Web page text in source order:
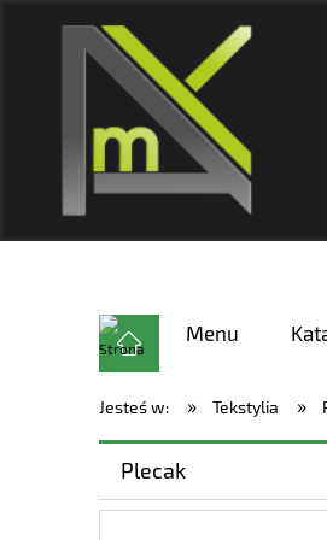
Menu
Jesteś w: » Tekstylia »
Plecak